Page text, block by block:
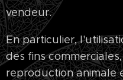
vendeur.
En particulier,
des fins
reproduction animale